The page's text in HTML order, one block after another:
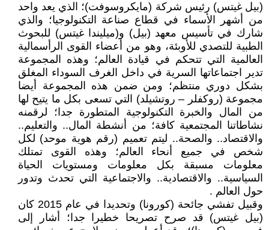
(بيل غيتس) رئيس شركة (مايكروسوفت)؛ الذي يعد واحد
من أشهر الأسماء في قطاع صناعة التكنولوجيا؛ والذي
شارك في تأسيس معهد (بيل) و(ميليندا غيتس) للبحوث
الطبية للتصدي للأوبئة، وهو من أعضاء القوى الرأسمالية
العالمية التي تتحكم في قيادة العالم؛ وهذه المجموعة
تدير اجتماعاتها السرية في داخل الغرف السوداء المغلق
بشكل دوري منتظم؛ ومن ضمن هذه المجموعة أيضا
مجموعة (روكفلر – روتشيلد) التي تسعى بكل ما يتيح لها
من المال والخبرة التكنولوجية المتطورة جدا؛ ‏لرقمنه
نشاطاتنا المجتمعية كافة؛ من أنشطة المال.. والتعليم..
والاقتصاد.. والصحة.. ‏ليتم تعميم (رقم هوية موحد) لكل
شخص في جميع أنحاء العالم؛ وهذه القوى تمتلك
معلومات مسبقة بكل معلومات ومستويات الحياة
السياسية.. والاقتصادية.. والاجتماعية التي تحدث وتدور
حول العالم .
وقبيل تفشي جائحة (كورونا) وتحديدا في عام 2015 كان
(بيل غيتس) قد صرح تصريحا خطيرا جدا؛ أشار إلى